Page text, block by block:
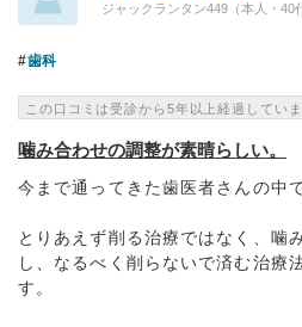
ジャックランタン449（本人・40
歯科
この口コミは受診から5年以上経過していま
噛み合わせの調整が素晴らしい。
今まで通ってきた歯医者さんの中
とりあえず削る治療ではなく、噛
し、なるべく削らないで済む治療
す。